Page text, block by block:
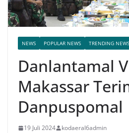
NEWS POPULAR NEWS TRENDING NEWS
Danlantamal
Makassar
Danpuspomal
19 Juli 2024 kodaeral6admin